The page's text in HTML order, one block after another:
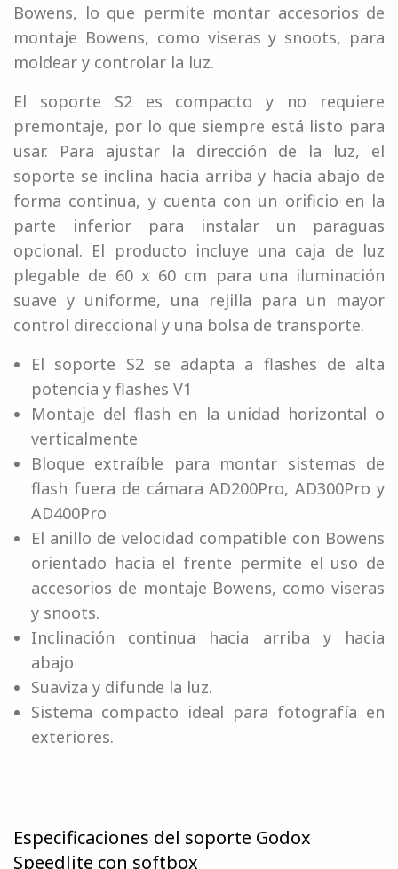
Bowens, lo que permite montar accesorios de
montaje Bowens, como viseras y snoots, para
moldear y controlar la luz.
El soporte S2 es compacto y no requiere
premontaje, por lo que siempre está listo para
usar. Para ajustar la dirección de la luz, el
soporte se inclina hacia arriba y hacia abajo de
forma continua, y cuenta con un orificio en la
parte inferior para instalar un paraguas
opcional. El producto incluye una caja de luz
plegable de 60 x 60 cm para una iluminación
suave y uniforme, una rejilla para un mayor
control direccional y una bolsa de transporte.
El soporte S2 se adapta a flashes de alta
potencia y flashes V1
Montaje del flash en la unidad horizontal o
verticalmente
Bloque extraíble para montar sistemas de
flash fuera de cámara AD200Pro, AD300Pro y
AD400Pro
El anillo de velocidad compatible con Bowens
orientado hacia el frente permite el uso de
accesorios de montaje Bowens, como viseras
y snoots.
Inclinación continua hacia arriba y hacia
abajo
Suaviza y difunde la luz.
Sistema compacto ideal para fotografía en
exteriores.
Especificaciones del soporte Godox
Speedlite con softbox